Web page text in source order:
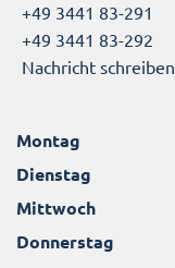
+49 3441 83-291
+49 3441 83-292
Nachricht schreiben
Montag
Dienstag
Mittwoch
Donnerstag